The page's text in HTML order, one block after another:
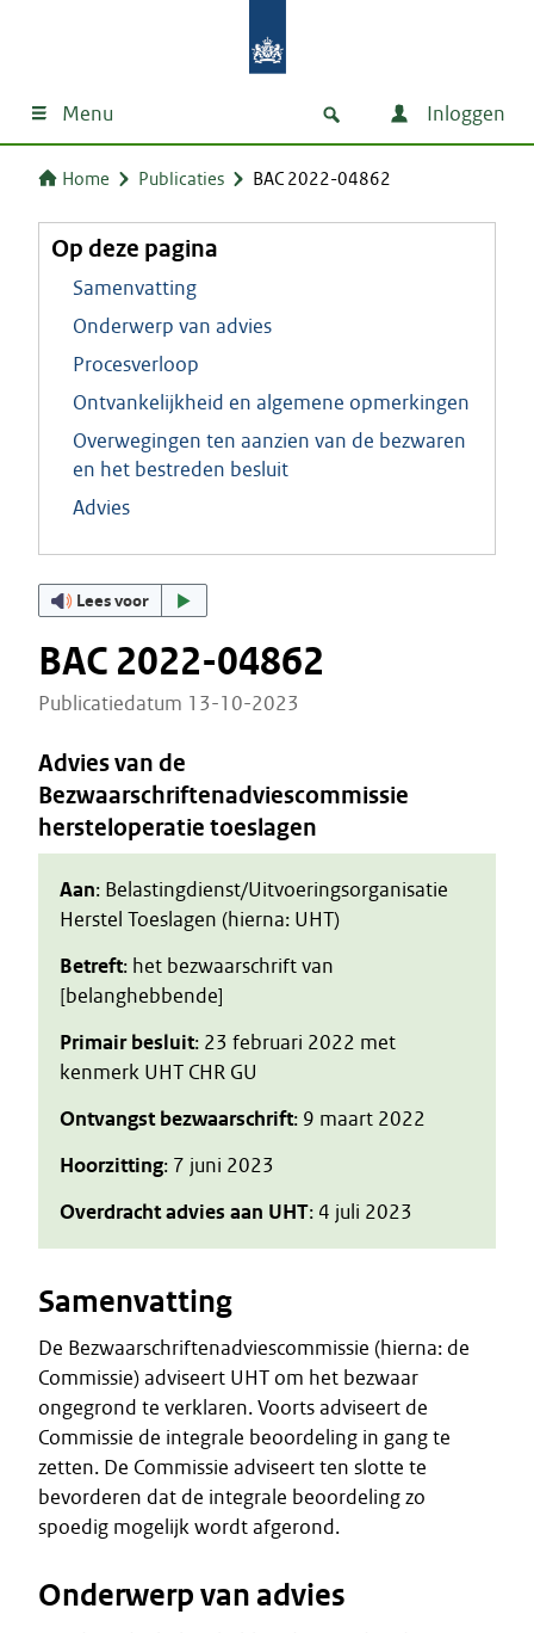
Menu Inloggen
Home Publicaties BAC 2022-04862
Op deze pagina
Samenvatting
Onderwerp van advies
Procesverloop
Ontvankelijkheid en algemene opmerkingen
Overwegingen ten aanzien van de bezwaren
en het bestreden besluit
Advies
Lees voor
BAC 2022-04862
Publicatiedatum 13-10-2023
Advies van de
Bezwaarschriftenadviescommissie
hersteloperatie toeslagen
Aan: Belastingdienst/Uitvoeringsorganisatie
Herstel Toeslagen (hierna: UHT)
Betreft: het bezwaarschrift van
[belanghebbende]
Primair besluit: 23 februari 2022 met
kenmerk UHT CHR GU
Ontvangst bezwaarschrift: 9 maart 2022
Hoorzitting: 7 juni 2023
Overdracht advies aan UHT: 4 juli 2023
Samenvatting
De Bezwaarschriftenadviescommissie (hierna: de
Commissie) adviseert UHT om het bezwaar
ongegrond te verklaren. Voorts adviseert de
Commissie de integrale beoordeling in gang te
zetten. De Commissie adviseert ten slotte te
bevorderen dat de integrale beoordeling zo
spoedig mogelijk wordt afgerond.
Onderwerp van advies